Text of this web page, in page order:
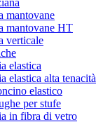
mantovane
mantovane HT
verticale
elastica
elastica alta tenacità
elastico
per stufe
in fibra di vetro